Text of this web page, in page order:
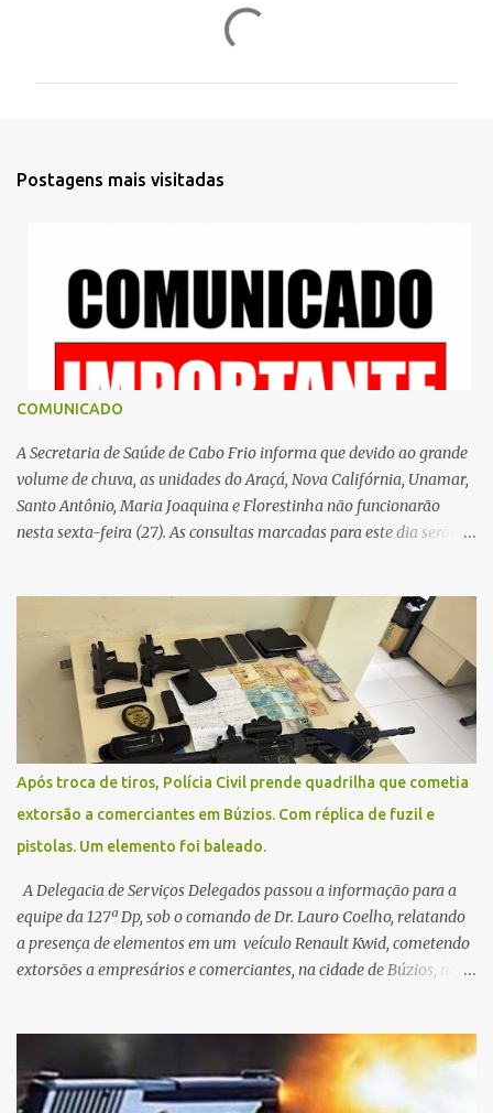
Postagens mais visitadas
COMUNICADO
A Secretaria de Saúde de Cabo Frio informa que devido ao grande
volume de chuva, as unidades do Araçá, Nova Califórnia, Unamar,
Santo Antônio, Maria Joaquina e Florestinha não funcionarão
nesta sexta-feira (27). As consultas marcadas para este dia serão
Contamos com a compreensão de toda população, pois se trata de
uma situação climática que foge ao controle da administração
pública.
Após troca de tiros, Polícia Civil prende quadrilha que cometia
extorsão a comerciantes em Búzios. Com réplica de fuzil e
pistolas. Um elemento foi baleado.
A Delegacia de Serviços Delegados passou a informação para a
equipe da 127ª Dp, sob o comando de Dr. Lauro Coelho, relatando
a presença de elementos em um veículo Renault Kwid, cometendo
extorsões a empresários e comerciantes, na cidade de Búzios, na
fugir da cidade Buziana. Um dos detidos é policial civil e este foi
baleado na perna na troca de tiros . Na ocorrência, três armas,
pistolas e uma réplica de fuzil, foram apreendidas. O homem